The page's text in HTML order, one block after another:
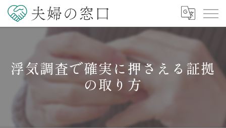
浮気調査で確実に押さえる証拠
の取り方